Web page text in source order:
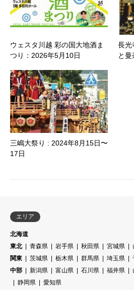
ウェスタ川越 彩の国大地酒ま
つり：2026年5月10日
長
と
三嶋大祭り : 2024年8月15日〜
17日
エリア
北海道
東北
青森県 岩手県 秋田県 宮城県
関東
茨城県 栃木県 群馬県 埼玉県
中部
新潟県 富山県 石川県 福井県
静岡県
愛知県